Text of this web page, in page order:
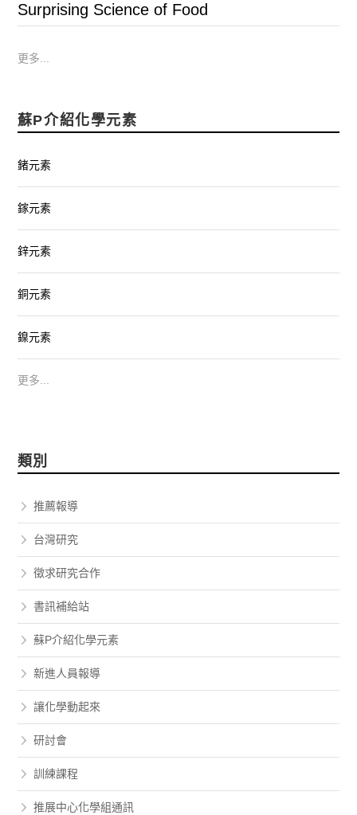
Surprising Science of Food
更多...
蘇P介紹化學元素
鍺元素
鎵元素
鋅元素
銅元素
鎳元素
更多...
類別
推薦報導
台灣研究
徵求研究合作
書訊補給站
蘇P介紹化學元素
新進人員報導
讓化學動起來
研討會
訓練課程
推展中心化學組通訊